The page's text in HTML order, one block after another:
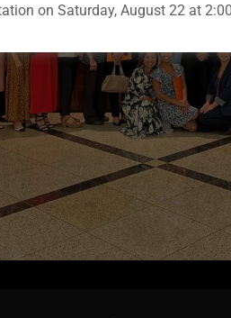
on Saturday, August 22 at